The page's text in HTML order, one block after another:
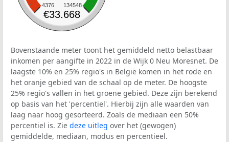
4376 134548
€33.668
Bovenstaande meter toont het gemiddeld netto belastbaar
inkomen per aangifte in 2022 in de Wijk 0 Neu Moresnet. De
laagste 10% en 25% regio's in België komen in het rode en
het oranje gebied van de schaal op de meter. De hoogste
25% regio's vallen in het groene gebied. Deze zijn berekend
op basis van het 'percentiel'. Hierbij zijn alle waarden van
laag naar hoog gesorteerd. Zoals de mediaan een 50%
percentiel is. Zie deze uitleg over het (gewogen)
gemiddelde, mediaan, modus en percentieel.